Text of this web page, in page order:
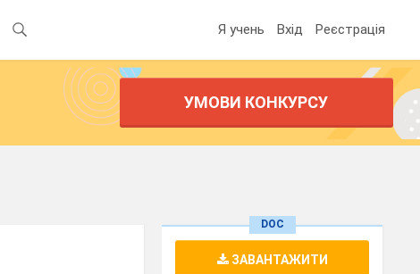
Я учень Вхід Реєстрація
УМОВИ КОНКУРСУ
DOC
ЗАВАНТАЖИТИ